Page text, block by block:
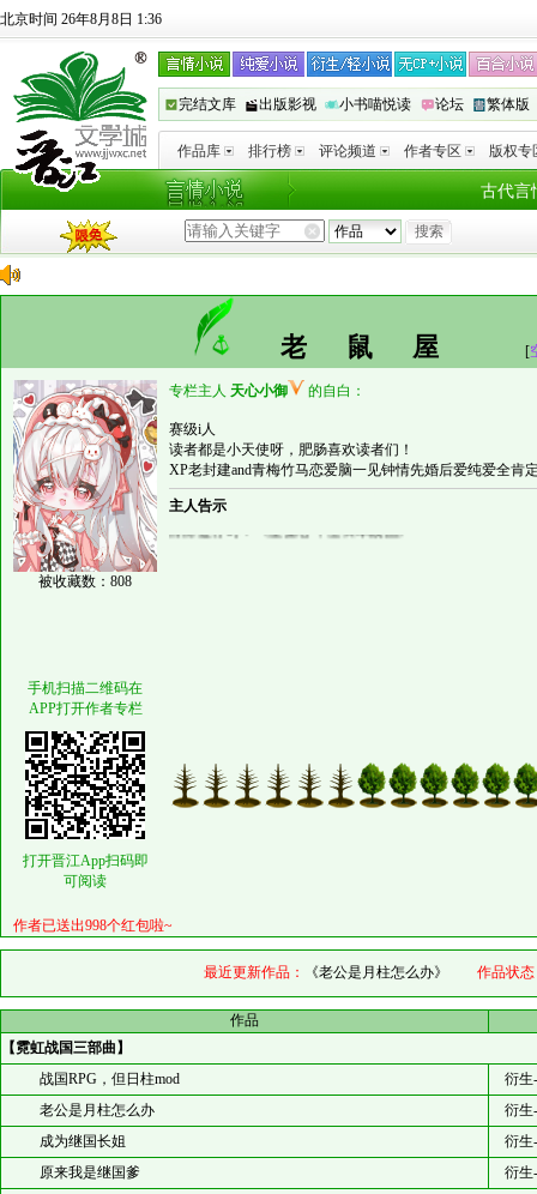
北京时间 26年8月8日 1:36
完结文库 出版影视 小书喵悦读 论坛 繁体版
作品库 排行榜 评论频道 作者专区 版权专
古代言
老鼠屋 [
被收藏数：808
专栏主人 天心小御 的自白：
赛级i人
读者都是小天使呀，肥肠喜欢读者们！
XP老封建and青梅竹马恋爱脑一见钟情先婚后爱纯爱全肯
主人告示
手机扫描二维码在
APP打开作者专栏
打开晋江App扫码即
可阅读
作者已送出998个红包啦~
最近更新作品： 《老公是月柱怎么办》 作品状态
作品
【霓虹战国三部曲】
战国RPG，但日柱mod
衍生
老公是月柱怎么办
衍生
成为继国长姐
衍生
原来我是继国爹
衍生